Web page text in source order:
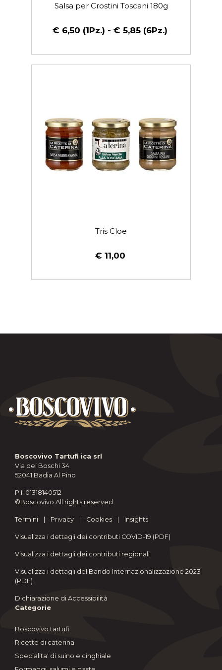
€ 6,50 (1Pz.) - € 5,85 (6Pz.)
Salsa per Crostini Toscani 180g
€ 11,00
Tris Cloe
Boscovivo Tartufi ica srl
Via dei Boschi 34
52041 Badia Al Pino
P.I. 01318140512
©Boscovivo All rights reserved
Termini Privacy Cookies Insights
Visualizza i dettagli dei contributi COVID-19 (PDF)
Visualizza i dettagli dei contributi regionali
Visualizza i dettagli del Bando Internazionalizzazione 2023
(PDF)
Dichiarazione di Accessibilità
Categorie
Boscovivo tartufi
Ricette di caterina
Specialita' di suino e cinghiale